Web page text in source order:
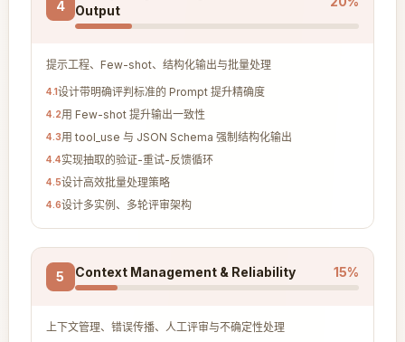
4
Output
提示工程、Few-shot、结构化输出与批量处理
4.1设计带明确评判标准的 Prompt 提升精确度
4.2用 Few-shot 提升输出一致性
4.3用 tool_use 与 JSON Schema 强制结构化输出
4.4实现抽取的验证-重试-反馈循环
4.5设计高效批量处理策略
4.6设计多实例、多轮评审架构
5 Context Management & Reliability 15%
上下文管理、错误传播、人工评审与不确定性处理